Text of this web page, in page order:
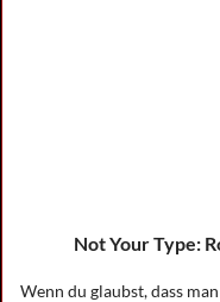
Not Your Type:
Wenn du glaubst, dass